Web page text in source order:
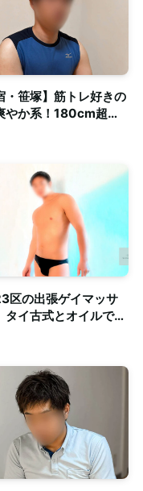
・笹塚】筋トレ好きの
やか系！180cm超え
・がっちり体型セラピ
区の出張ゲイマッサ
タイ古式とオイルで心
く整える至福のリラク